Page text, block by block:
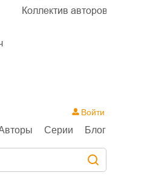
Коллектив авторов
Серии Блог
Войти